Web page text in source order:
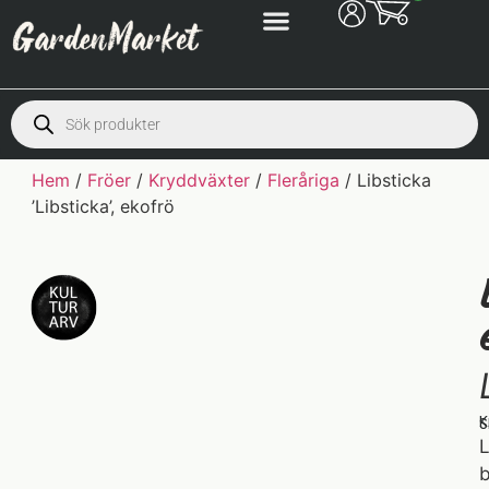
Hem / Fröer / Kryddväxter / Fleråriga / Libsticka
’Libsticka’, ekofrö